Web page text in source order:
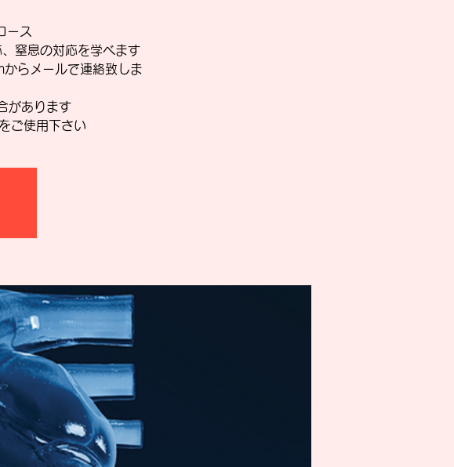
ース
窒息の対応を学べます
らメールで連絡致しま
があります
ご使用下さい